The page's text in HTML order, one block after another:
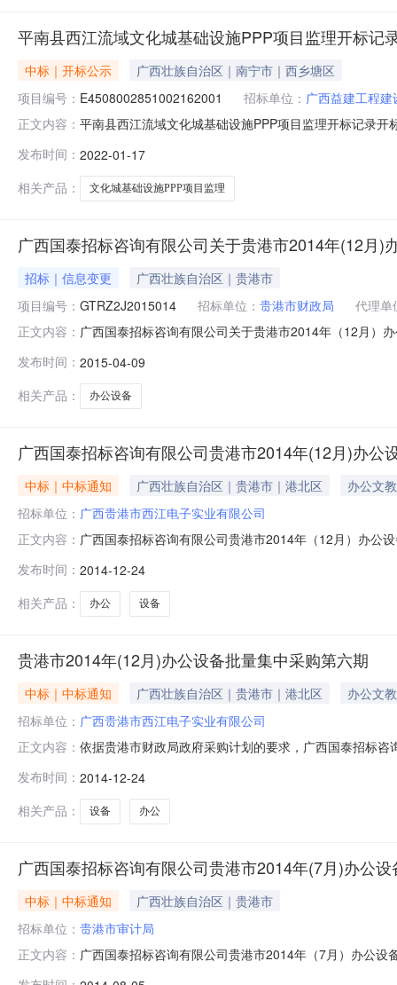
平南县西江流域文化城基础设施PPP项目监理开标记
中标｜开标公示
广西壮族自治区｜南宁市｜西乡塘区
项目编号： E4508002851002162001 招标单位： 广西益建工程
正文内容： 平南县西江流域文化城基础设施PPP项目监理开标记录
理有限责任公司;项目负责人:;报价:0.00元/%;工期:日历
发布时间： 2022-01-17
相关产品：
文化城基础设施PPP项目监理
广西国泰招标咨询有限公司关于贵港市2014年(12月
招标｜信息变更
广西壮族自治区｜贵港市
项目编号： GTRZ2J2015014 招标单位： 贵港市财政局
代理单
正文内容： 广西国泰招标咨询有限公司关于贵港市2014年（12月）
壮族自治区公告时间2015年04月09日15:04首次公告日
发布时间： 2015-04-09
相关产品：
办公设备
广西国泰招标咨询有限公司贵港市2014年(12月)办
中标｜中标通知 广西壮族自治区｜贵港市｜港北区
办公文教
招标单位： 广西贵港市西江电子实业有限公司
正文内容： 广西国泰招标咨询有限公司贵港市2014年（12月）办公
判，现就本次采购的成交结果公告如下：一、采购项目
购；具
发布时间： 2014-12-24
相关产品：
办公 设备
贵港市2014年(12月)办公设备批量集中采购第六期
中标｜中标通知 广西壮族自治区｜贵港市｜港北区
办公文教
招标单位： 广西贵港市西江电子实业有限公司
正文内容： 依据贵港市财政局政府采购计划的要求，广西国泰招标
中采购第六期二、采购项目简要说明：电脑类采购、打
月9日在中国政府采购网、
发布时间： 2014-12-24
相关产品：
设备 办公
广西国泰招标咨询有限公司贵港市2014年(7月)办公
中标｜中标通知
广西壮族自治区｜贵港市
招标单位： 贵港市审计局
正文内容： 广西国泰招标咨询有限公司贵港市2014年（7月）办公